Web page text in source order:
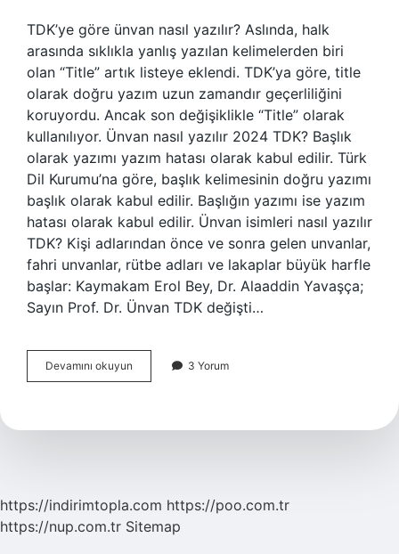
TDK’ye göre ünvan nasıl yazılır? Aslında, halk
arasında sıklıkla yanlış yazılan kelimelerden biri
olan “Title” artık listeye eklendi. TDK’ya göre, title
olarak doğru yazım uzun zamandır geçerliliğini
koruyordu. Ancak son değişiklikle “Title” olarak
kullanılıyor. Ünvan nasıl yazılır 2024 TDK? Başlık
olarak yazımı yazım hatası olarak kabul edilir. Türk
Dil Kurumu’na göre, başlık kelimesinin doğru yazımı
başlık olarak kabul edilir. Başlığın yazımı ise yazım
hatası olarak kabul edilir. Ünvan isimleri nasıl yazılır
TDK? Kişi adlarından önce ve sonra gelen unvanlar,
fahri unvanlar, rütbe adları ve lakaplar büyük harfle
başlar: Kaymakam Erol Bey, Dr. Alaaddin Yavaşça;
Sayın Prof. Dr. Ünvan TDK değişti…
Devamını okuyun
Unvan
3 Yorum
https://indirimtopla.com https://poo.com.tr
https://nup.com.tr Sitemap